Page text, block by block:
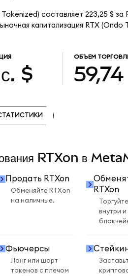
составляет 223,25 $
капитализация RTX (Ondo
$
ОБЪЕМ
RTXon в
Продать RTXon
Обменяйте RTXon
на наличные.
RTXon
внутри
Фьючерсы
Лонг или шорт
токенов с плечом